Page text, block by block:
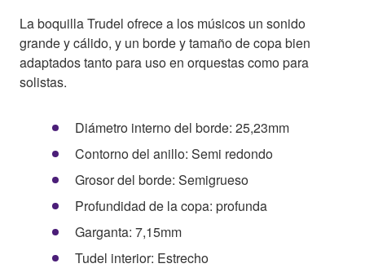
La boquilla Trudel ofrece a los músicos un sonido
grande y cálido, y un borde y tamaño de copa bien
adaptados tanto para uso en orquestas como para
solistas.
Diámetro interno del borde: 25,23mm
Contorno del anillo: Semi redondo
Grosor del borde: Semigrueso
Profundidad de la copa: profunda
Garganta: 7,15mm
Tudel interior: Estrecho